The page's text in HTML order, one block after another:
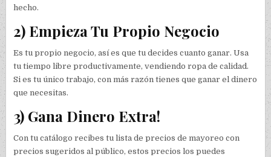
hecho.
2) Empieza Tu Propio Negocio
Es tu propio negocio, así es que tu decides cuanto ganar. Usa
tu tiempo libre productivamente, vendiendo ropa de calidad.
Si es tu único trabajo, con más razón tienes que ganar el dinero
que necesitas.
3) Gana Dinero Extra!
Con tu catálogo recibes tu lista de precios de mayoreo con
precios sugeridos al público, estos precios los puedes